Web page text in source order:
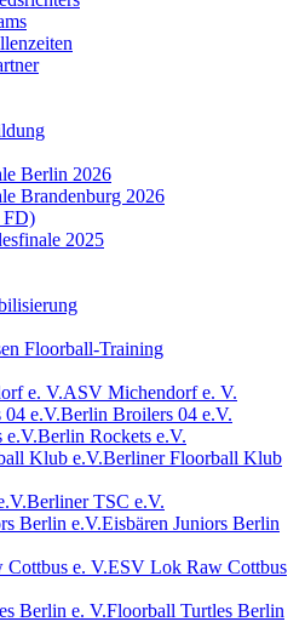
Berlin 2026
Brandenburg 2026
FD)
2025
Floorball-Training
ASV Michendorf e. V.
Berlin Broilers 04 e.V.
Berlin Rockets e.V.
Berliner Floorball Klub
Berliner TSC e.V.
Eisbären Juniors Berlin
ESV Lok Raw Cottbus
Floorball Turtles Berlin